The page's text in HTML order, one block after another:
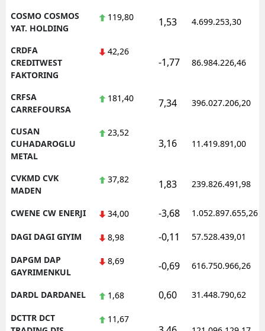
COSMO COSMOS
YAT. HOLDING
119,80 1,53 4.699.253,30
CRDFA
CREDITWEST
FAKTORING
42,26
-1,77 86.984.226,46
CRFSA
CARREFOURSA
181,40 7,34 396.027.206,20
CUSAN
CUHADAROGLU
METAL
23,52
3,16 11.419.891,00
CVKMD CVK
MADEN
37,82 1,83 239.826.491,98
CWENE CW ENERJI 34,00 -3,68 1.052.897.655,26
DAGI DAGI GIYIM 8,98 -0,11 57.528.439,01
DAPGM DAP
GAYRIMENKUL
8,69 -0,69 616.750.966,26
DARDL DARDANEL 1,68 0,60 31.448.790,62
DCTTR DCT
11,67